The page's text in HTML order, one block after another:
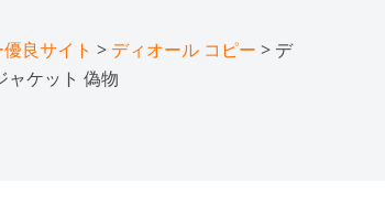
良サイト > ディオール コピー > デ
ャケット 偽物